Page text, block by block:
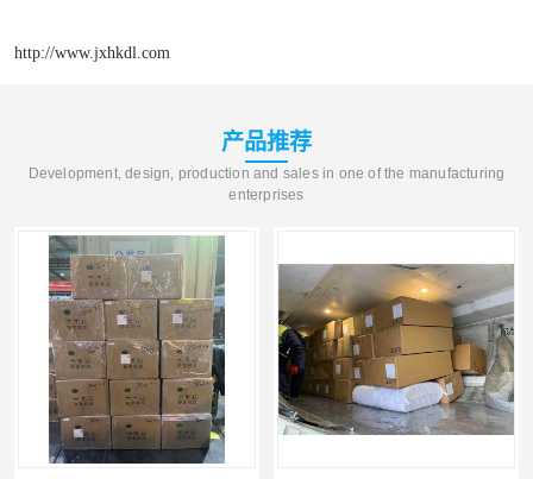
http://www.jxhkdl.com
产品推荐
Development, design, production and sales in one of the manufacturing
enterprises